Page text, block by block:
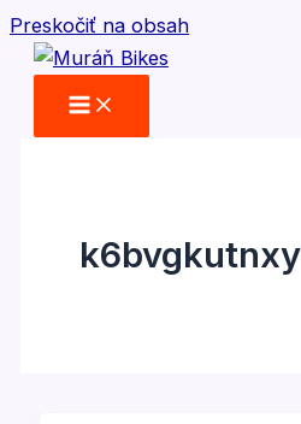
Preskočiť na obsah